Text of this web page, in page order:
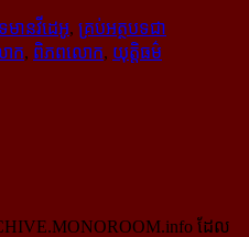
មានវីដេអូ, គ្រប់អត្ថបទជា
ោក, ពិភពលោក, យុត្តិធម៌
ដែល